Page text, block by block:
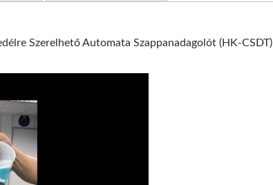
Szerelhető Automata Szappanadagolót (HK-CSDT)